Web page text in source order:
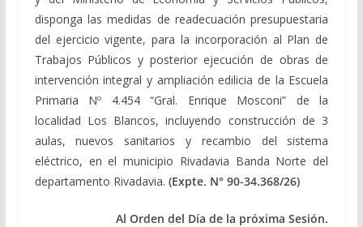
disponga las medidas de readecuación presupuestaria
del ejercicio vigente, para la incorporación al Plan de
Trabajos Públicos y posterior ejecución de obras de
intervención integral y ampliación edilicia de la Escuela
Primaria Nº 4.454 “Gral. Enrique Mosconi” de la
localidad Los Blancos, incluyendo construcción de 3
aulas, nuevos sanitarios y recambio del sistema
eléctrico, en el municipio Rivadavia Banda Norte del
departamento Rivadavia. (Expte. N° 90-34.368/26)
Al Orden del Día de la próxima Sesión.